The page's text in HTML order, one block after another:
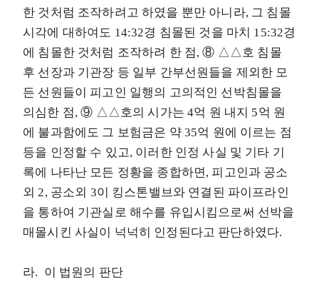
한 것처럼 조작하려고 하였을 뿐만 아니라, 그 침몰
시각에 대하여도 14:32경 침몰된 것을 마치 15:32경
에 침몰한 것처럼 조작하려 한 점, ⑧ △△호 침몰
후 선장과 기관장 등 일부 간부선원들을 제외한 모
든 선원들이 피고인 일행의 고의적인 선박침몰을
의심한 점, ⑨ △△호의 시가는 4억 원 내지 5억 원
에 불과함에도 그 보험금은 약 35억 원에 이르는 점
등을 인정할 수 있고, 이러한 인정 사실 및 기타 기
록에 나타난 모든 정황을 종합하면, 피고인과 공소
외 2, 공소외 3이 킹스톤밸브와 연결된 파이프라인
을 통하여 기관실로 해수를 유입시킴으로써 선박을
매몰시킨 사실이 넉넉히 인정된다고 판단하였다.
라. 이 법원의 판단